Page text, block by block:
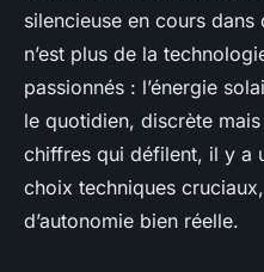
silencieuse en cours
n’est plus de la
passionnés : l’énergie
le quotidien, discrète
chiffres qui défilent, il y a
choix techniques
d’autonomie bien réelle.